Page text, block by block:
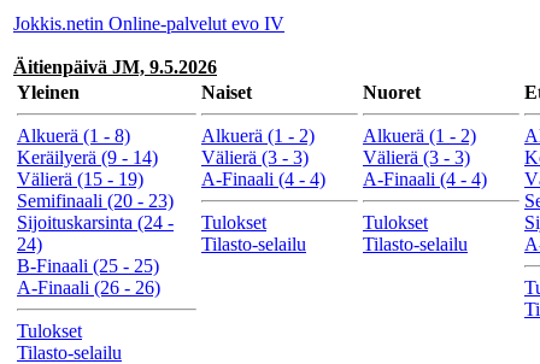
Jokkis.netin Online-palvelut evo IV
Äitienpäivä JM, 9.5.2026
Yleinen
Alkuerä (1 - 8)
Keräilyerä (9 - 14)
Välierä (15 - 19)
Semifinaali (20 - 23)
Sijoituskarsinta (24 -
24)
B-Finaali (25 - 25)
A-Finaali (26 - 26)
Tulokset
Tilasto-selailu
Naiset
Alkuerä (1 - 2)
Välierä (3 - 3)
A-Finaali (4 - 4)
Tulokset
Tilasto-selailu
Nuoret
Alkuerä (1 - 2)
Välierä (3 - 3)
A-Finaali (4 - 4)
Tulokset
Tilasto-selailu